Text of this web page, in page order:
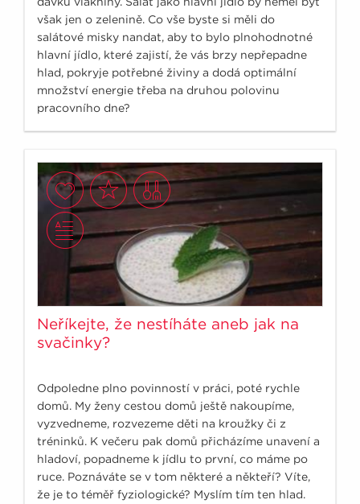
však jen o zelenině. Co vše byste si měli do
salátové misky nandat, aby to bylo plnohodnotné
hlavní jídlo, které zajistí, že vás brzy nepřepadne
hlad, pokryje potřebné živiny a dodá optimální
množství energie třeba na druhou polovinu
pracovního dne?
Neříkejte, že nestíháte aneb jak na
svačinky?
Odpoledne plno povinností v práci, poté rychle
domů. My ženy cestou domů ještě nakoupíme,
vyzvedneme, rozvezeme děti na kroužky či z
tréninků. K večeru pak domů přicházíme unavení a
hladoví, popadneme k jídlu to první, co máme po
ruce. Poznáváte se v tom některé a někteří? Víte,
že je to téměř fyziologické? Myslím tím ten hlad.